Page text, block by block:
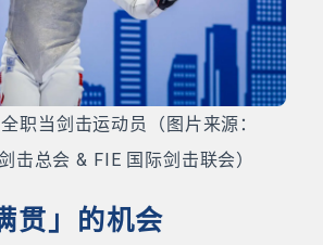
职当剑击运动员（图片来源：
击总会 & FIE 国际剑击联会）
贯」的机会